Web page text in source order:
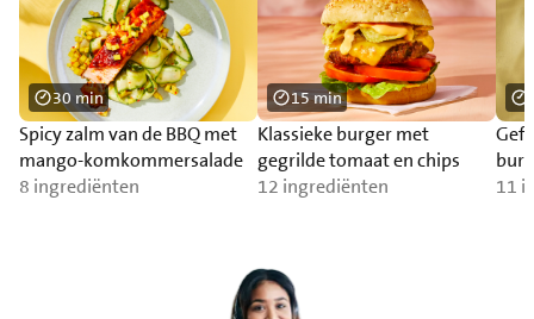
Spicy zalm van de BBQ met
mango-komkommersalade
8 ingrediënten
30 min
Klassieke burger met
gegrilde tomaat en chips
12 ingrediënten
15 min
11